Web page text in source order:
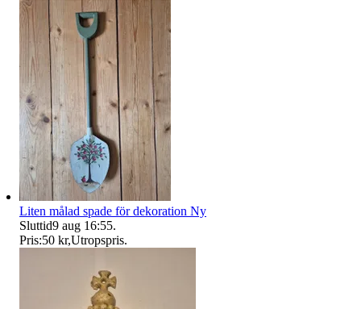
Liten målad spade för dekoration Ny
Sluttid9 aug 16:55.
Pris:50 kr,Utropspris.